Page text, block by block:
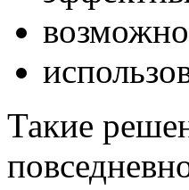
Такие